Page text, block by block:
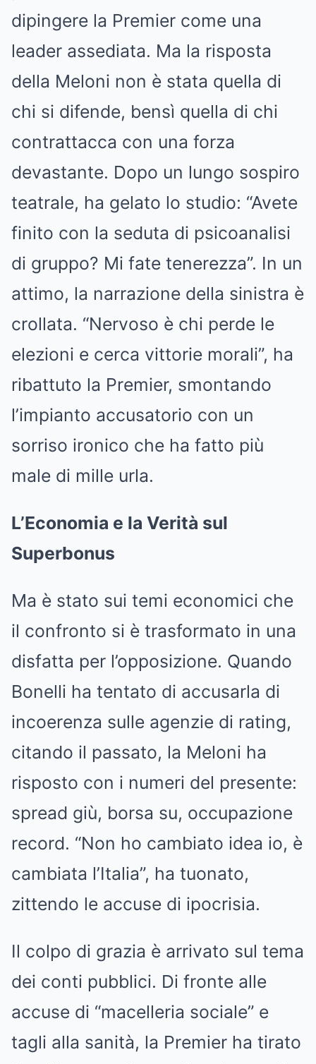
dipingere la Premier come una
leader assediata. Ma la risposta
della Meloni non è stata quella di
chi si difende, bensì quella di chi
contrattacca con una forza
devastante. Dopo un lungo sospiro
teatrale, ha gelato lo studio: “Avete
finito con la seduta di psicoanalisi
di gruppo? Mi fate tenerezza”. In un
attimo, la narrazione della sinistra è
crollata. “Nervoso è chi perde le
elezioni e cerca vittorie morali”, ha
ribattuto la Premier, smontando
l’impianto accusatorio con un
sorriso ironico che ha fatto più
male di mille urla.
L’Economia e la Verità sul
Superbonus
Ma è stato sui temi economici che
il confronto si è trasformato in una
disfatta per l’opposizione. Quando
Bonelli ha tentato di accusarla di
incoerenza sulle agenzie di rating,
citando il passato, la Meloni ha
risposto con i numeri del presente:
spread giù, borsa su, occupazione
record. “Non ho cambiato idea io, è
cambiata l’Italia”, ha tuonato,
zittendo le accuse di ipocrisia.
Il colpo di grazia è arrivato sul tema
dei conti pubblici. Di fronte alle
accuse di “macelleria sociale” e
tagli alla sanità, la Premier ha tirato